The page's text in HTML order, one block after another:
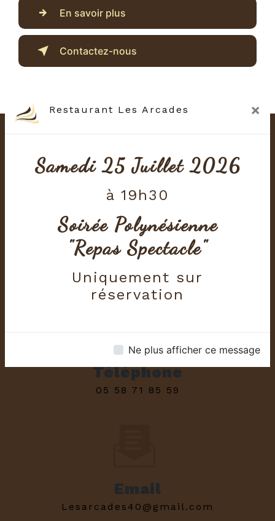
Restaurant Les Arcades ×
Samedi 25 Juillet 2026
à 19h30
Soirée Polynésienne
"Repas Spectacle"
Uniquement sur
réservation
Ne plus afficher ce message
En savoir plus
Contactez-nous
Adresse
DUHORT-BACHEN
Téléphone
05 58 71 85 59
Email
lesarcades40@gmail.com